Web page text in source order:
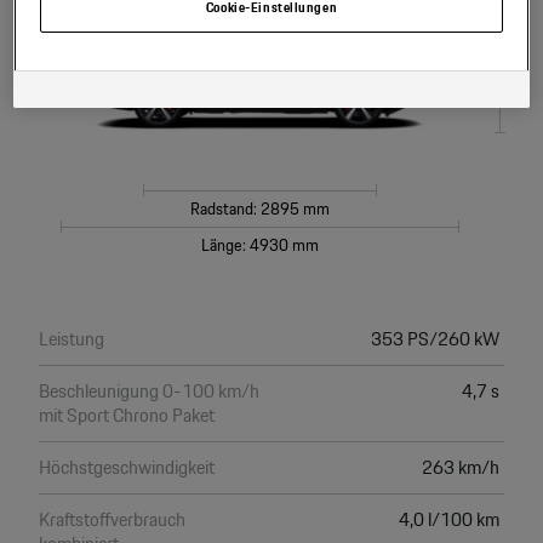
Radstand: 2895 mm
Länge: 4930 mm
Leistung
353 PS/260 kW
Beschleunigung 0-100 km/h
mit Sport Chrono Paket
4,7 s
Höchstgeschwindigkeit
263 km/h
Kraftstoffverbrauch
4,0 l/100 km
Einstellungen am Ende der Webseite.
Hinweis zu Cookies für Marketingzwecke:Sofern Sie über einen von uns
Daten, sofern Sie dem explizit zugestimmt („Cookies mit
eines Porsche Betriebs, Porsche Inter Auto GmbH & Co KG, eingesehen
Cookie-Einstellungen